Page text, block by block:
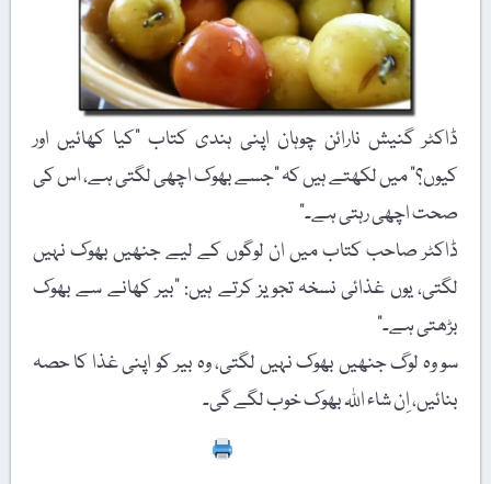
ڈاکٹر گنیش نارائن چوہان اپنی ہندی کتاب "کیا کھائیں اور
کیوں؟” میں لکھتے ہیں کہ "جسے بھوک اچھی لگتی ہے، اس کی
صحت اچھی رہتی ہے۔”
ڈاکٹر صاحب کتاب میں ان لوگوں کے لیے جنھیں بھوک نہیں
لگتی، یوں غذائی نسخہ تجویز کرتے ہیں: "بیر کھانے سے بھوک
بڑھتی ہے۔”
سو وہ لوگ جنھیں بھوک نہیں لگتی، وہ بیر کو اپنی غذا کا حصہ
بنائیں، اِن شاء اللہ بھوک خوب لگے گی۔